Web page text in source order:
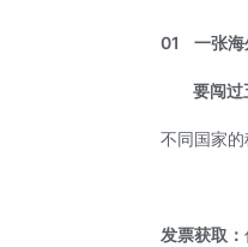
01一张海
要闯过
不同国家
发票获取：